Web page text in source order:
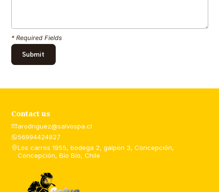
* Required Fields
Contact us
arodriguez@salvospa.cl
56994424827
Los carros 1955, bodega 2, galpon 3, Concepción,
Concepción, Bío Bío, Chile